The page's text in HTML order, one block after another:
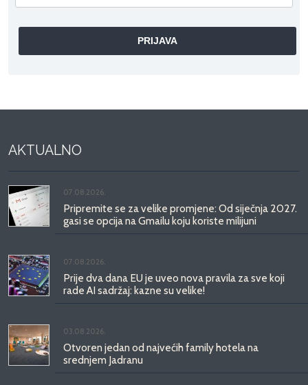
AKTUALNO
07.08.2026.
Pripremite se za velike promjene: Od siječnja 2027.
gasi se opcija na Gmailu koju koriste milijuni
07.08.2026.
Prije dva dana EU je uveo nova pravila za sve koji
rade AI sadržaj: kazne su velike!
03.08.2026.
Otvoren jedan od najvećih family hotela na
srednjem Jadranu